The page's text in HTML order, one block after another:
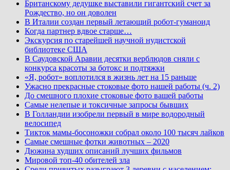
Британскому дедушке выставили гигантский счет за
Рождество, но он доволен
В Италии создан первый летающий робот-гуманоид
Когда партнер вдвое старше…
Экскурсия по старейшей научной нудистской
библиотеке США
В Саудовской Аравии десятки верблюдов сняли с
конкурса красоты за ботокс и подтяжки
«Я, робот» воплотился в жизнь лет на 15 раньше
Ужасно прекрасные стоковые фото нашей работы (ч. 2)
До смешного плохие стоковые фото вашей работы
Самые нелепые и токсичные запросы бывших
В Голландии изобрели первый в мире водородный
велосипед
Тикток мамы-босоножки собрал около 100 тысяч лайков
Самые смешные фотки животных – 2020
Дюжина худших описаний лучших фильмов
Мировой топ-40 обителей зла